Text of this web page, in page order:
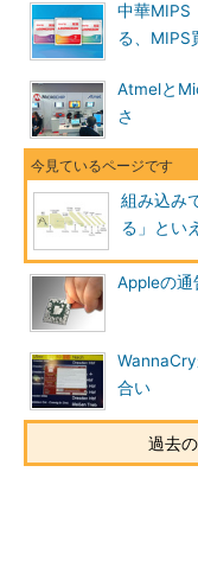
中華MIPS
る、MIPS
Atmelと
さ
組み込み
る」とい
Appleの通
合い
過去